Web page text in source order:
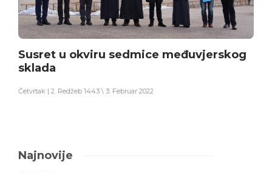
Susret u okviru sedmice međuvjerskog
sklada
Četvrtak | 2. Redžeb 1443 \ 3. Februar 2022
Najnovije